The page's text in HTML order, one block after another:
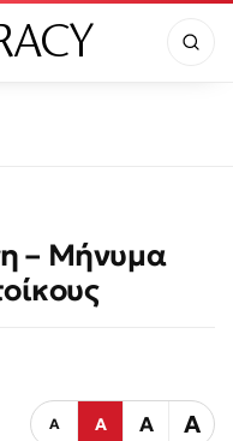
– Μήνυμα
Α Α Α Α